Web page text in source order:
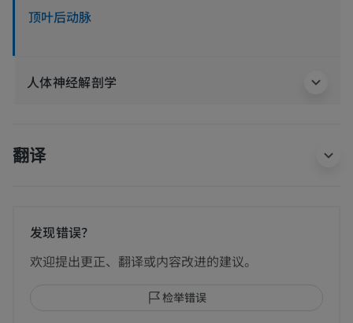
顶叶后动脉
人体神经解剖学
翻译
发现错误？
欢迎提出更正、翻译或内容改进的建议。
检举错误